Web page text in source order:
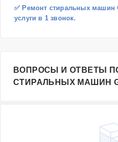
✅ Ремонт стиральных машин
услуги в 1 звонок.
ВОПРОСЫ И ОТВЕТЫ
СТИРАЛЬНЫХ МАШИН